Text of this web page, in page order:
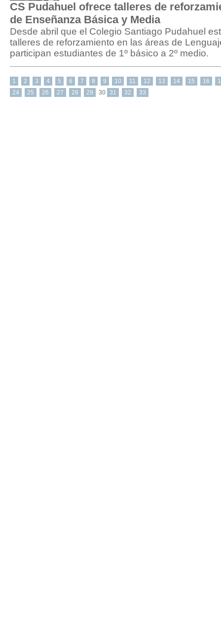
CS Pudahuel ofrece talleres de
de Enseñanza Básica y Media
Desde abril que el Colegio Santiago Pudahuel
talleres de reforzamiento en las áreas de
participan estudiantes de 1º básico a 2º medio.
1 2 3 4 5 6 7 8 9 10 11 12 13 14 15 16
24
25 26 27 28 29 30 31 32 33